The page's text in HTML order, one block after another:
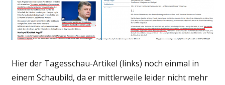
Hier der Tagesschau-Artikel (links) noch einmal in
einem Schaubild, da er mittlerweile leider nicht mehr